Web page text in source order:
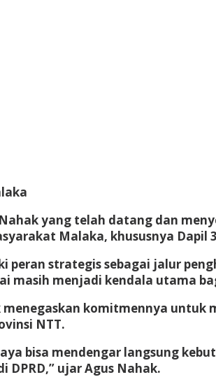
yang telah datang dan
Malaka, khususnya Dapil
peran strategis sebagai jalur
masih menjadi kendala utama
menegaskan komitmennya
NTT.
bisa mendengar langsung
DPRD,” ujar Agus Nahak.